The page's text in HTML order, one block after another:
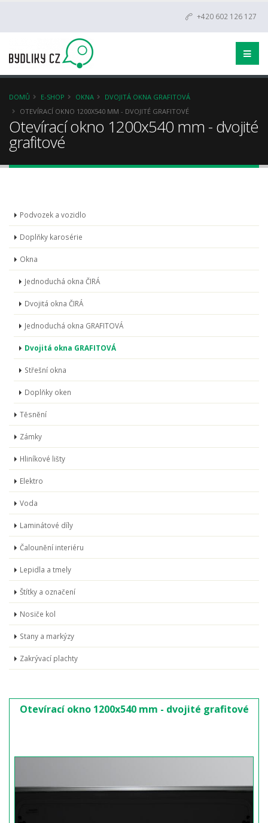
+420 602 126 127
DOMŮ E-SHOP OKNA
DVOJITÁ OKNA GRAFITOVÁ
OTEVÍRACÍ OKNO 1200X540 MM - DVOJITÉ GRAFITOVÉ
Otevírací okno 1200x540 mm - dvojité
grafitové
Podvozek a vozidlo
Doplňky karosérie
Okna
Jednoduchá okna ČIRÁ
Dvojitá okna ČIRÁ
Jednoduchá okna GRAFITOVÁ
Dvojitá okna GRAFITOVÁ
Střešní okna
Doplňky oken
Těsnění
Zámky
Hliníkové lišty
Elektro
Voda
Laminátové díly
Čalounění interiéru
Lepidla a tmely
Štítky a označení
Nosiče kol
Stany a markýzy
Zakrývací plachty
Otevírací okno 1200x540 mm - dvojité grafitové